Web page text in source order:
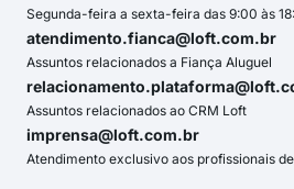
Segunda-feira a sexta-feira das 9:00 às
atendimento.fianca@loft.com.br
Assuntos relacionados a Fiança Aluguel
Assuntos relacionados ao CRM Loft
imprensa@loft.com.br
Atendimento exclusivo aos profissionais